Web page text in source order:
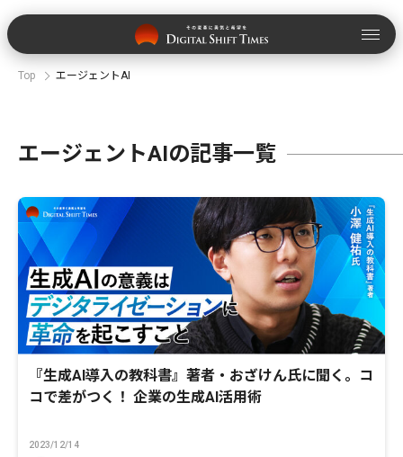
Top エージェントAI
エージェントAIの記事一覧
『生成AI導入の教科書』著者・おざけん氏に聞く。コ
コで差がつく！ 企業の生成AI活用術
2023/12/14